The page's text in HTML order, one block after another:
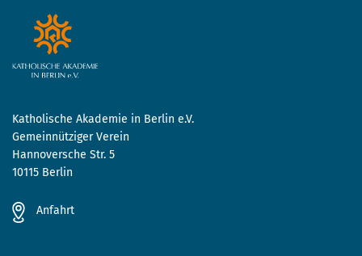
Katholische Akademie in Berlin e.V.
Gemeinnütziger Verein
Hannoversche Str. 5
10115 Berlin
Anfahrt